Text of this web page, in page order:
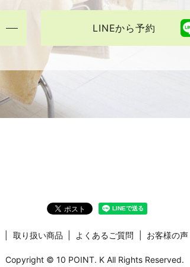
LINEから予約
取り扱い商品 よくあるご質問 お客様の声
Copyright © 10 POINT. K All Rights Reserved.